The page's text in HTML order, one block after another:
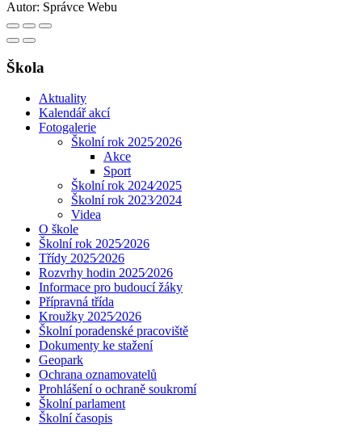
Autor: Správce Webu
Škola
Aktuality
Kalendář akcí
Fotogalerie
Školní rok 2025⁄2026
Akce
Sport
Školní rok 2024⁄2025
Školní rok 2023⁄2024
Videa
O škole
Školní rok 2025⁄2026
Třídy 2025⁄2026
Rozvrhy hodin 2025⁄2026
Informace pro budoucí žáky
Přípravná třída
Kroužky 2025⁄2026
Školní poradenské pracoviště
Dokumenty ke stažení
Geopark
Ochrana oznamovatelů
Prohlášení o ochraně soukromí
Školní parlament
Školní časopis